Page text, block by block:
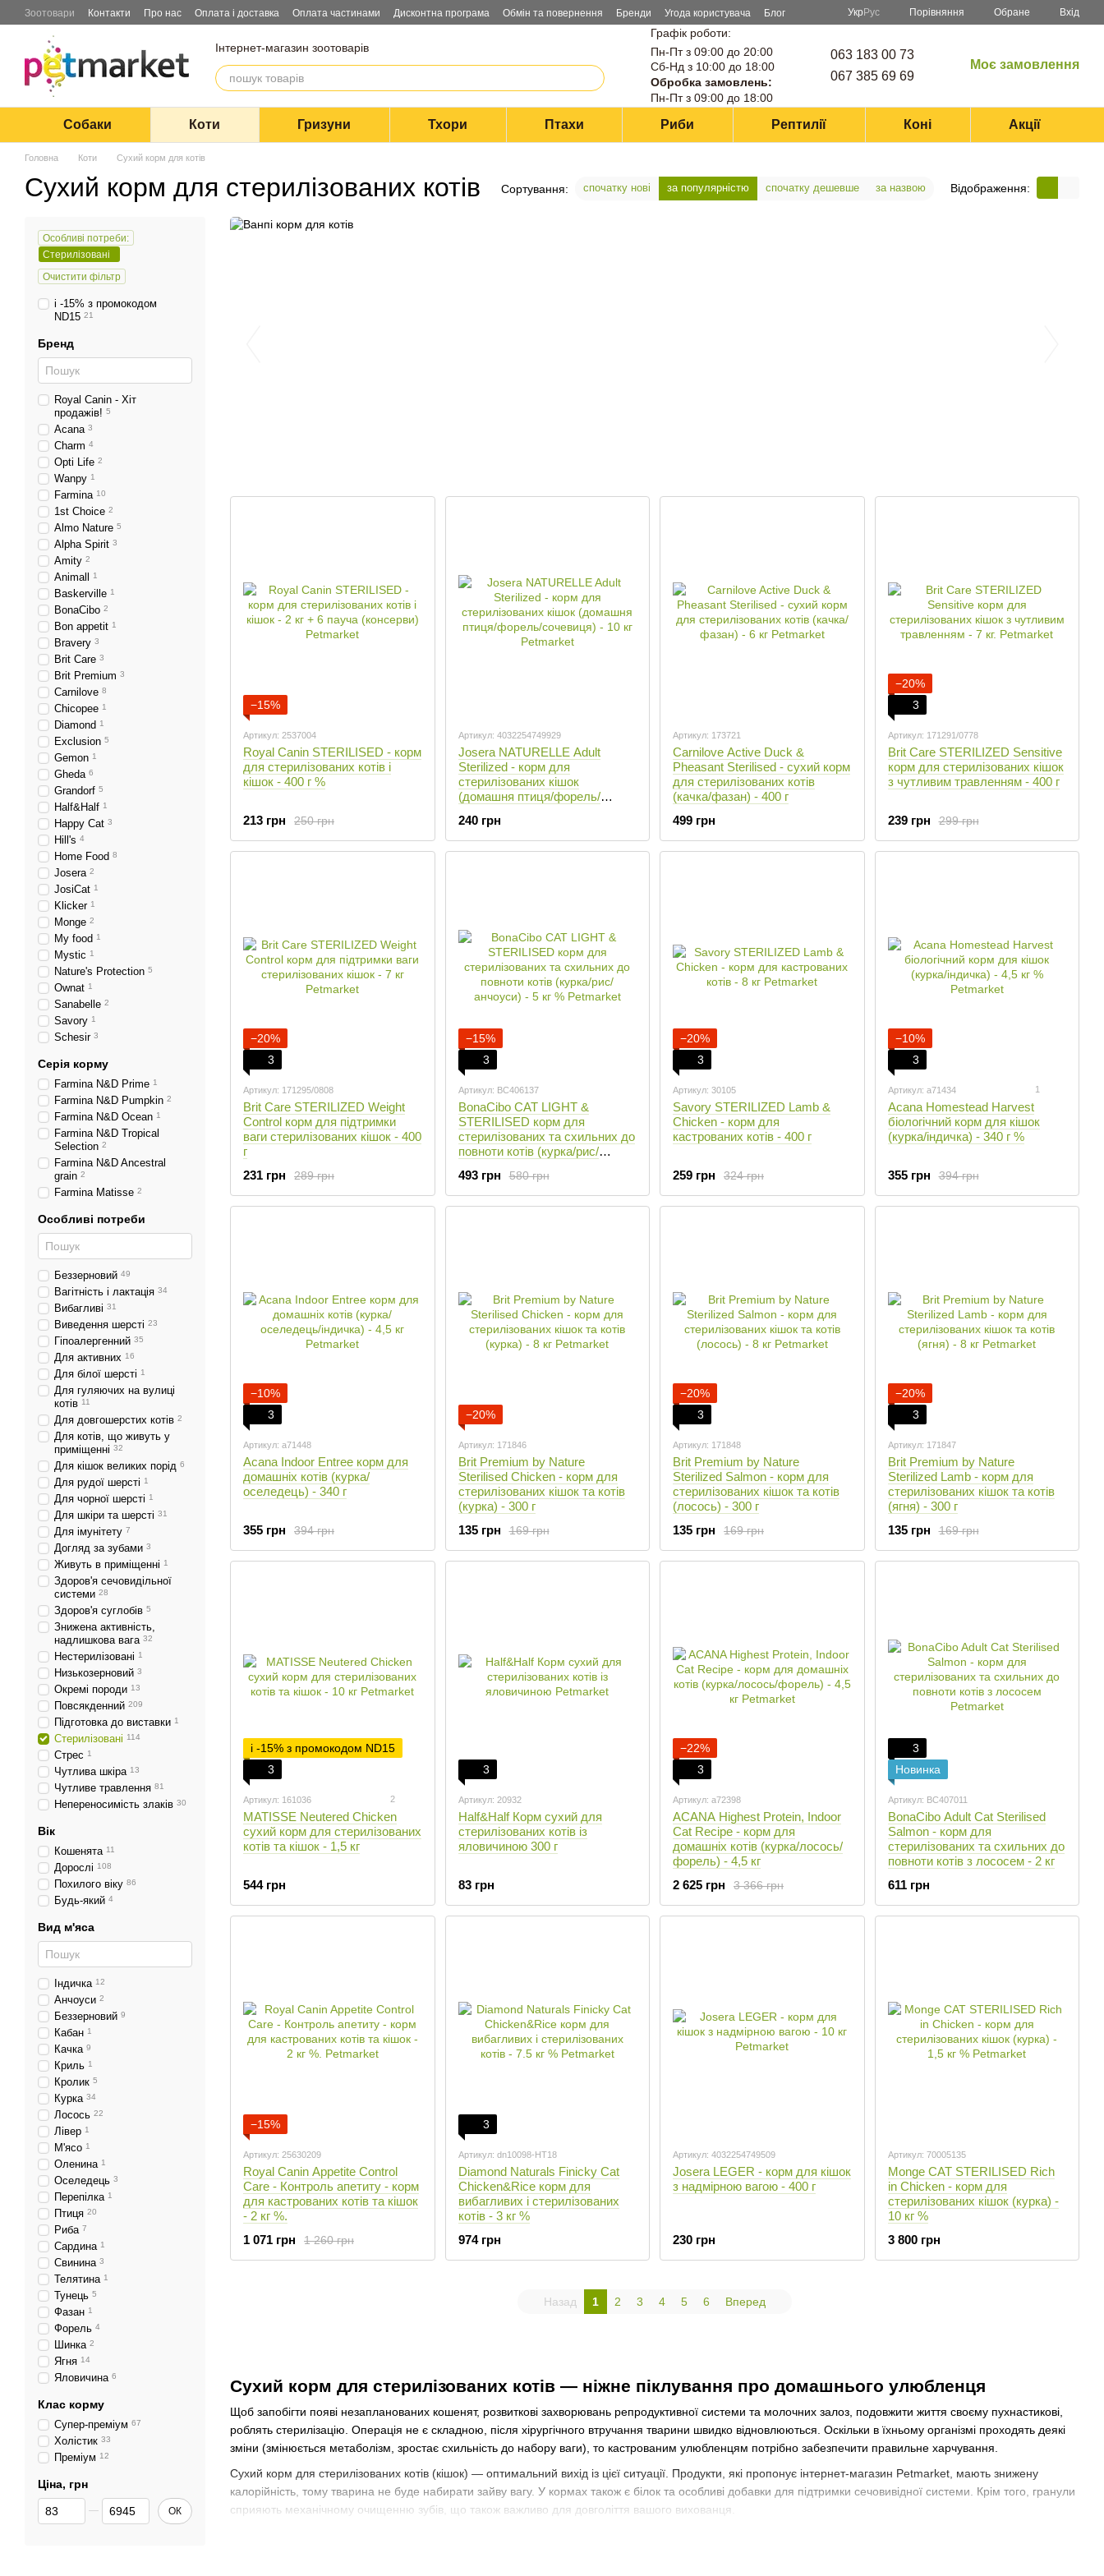
Перейти до основного контенту
Зоотовари Контакти Про нас Оплата і доставка Оплата частинами Дисконтна програма Обмін та повернення Бренди Угода користувача Блог Укр Рус Порівняння Обране Вхід
Інтернет-магазин зоотоварів
Графік роботи:
Пн-Пт з 09:00 до 20:00
Сб-Нд з 10:00 до 18:00
Обробка замовлень:
Пн-Пт з 09:00 до 18:00
063 183 00 73
067 385 69 69
Моє замовлення
Собаки Коти Гризуни Тхори Птахи Риби Рептилії Коні Акції
Головна Коти Сухий корм для котів
Сухий корм для стерилізованих котів Сортування: спочатку нові за популярністю спочатку дешевше за назвою Відображення:
Сухий корм для стерилізованих котів — ніжне піклування про домашнього улюбленця
Щоб запобігти появі незапланованих кошенят, розвиткові захворювань репродуктивної системи та молочних залоз, подовжити життя своєму пухнастикові,
роблять стерилізацію. Операція не є складною, після хірургічного втручання тварини швидко відновлюються. Оскільки в їхньому організмі проходять деякі
зміни (змінюється метаболізм, зростає схильність до набору ваги), то кастрованим улюбленцям потрібно забезпечити правильне харчування.
Сухий корм для стерилізованих котів (кішок) — оптимальний вихід із цієї ситуації. Продукти, які пропонує інтернет-магазин Petmarket, мають знижену
калорійність, тому тварина не буде набирати зайву вагу. У кормах також є білок та особливі добавки для підтримки сечовивідної системи. Крім того, гранули
сприяють механічному очищенню зубів, що також важливо для довголіття вашого вихованця.
−15%
Артикул: 2537004
Royal Canin STERILISED - корм
для стерилізованих котів і
кішок - 400 г %
250 грн
213 грн
Артикул: 4032254749929
Josera NATURELLE Adult
Sterilized - корм для
стерилізованих кішок
(домашня птиця/форель/
240 грн
Артикул: 173721
Carnilove Active Duck &
Pheasant Sterilised - сухий корм
для стерилізованих котів
(качка/фазан) - 400 г
499 грн
−20%
3
Артикул: 171291/0778
Brit Care STERILIZED Sensitive
корм для стерилізованих кішок
з чутливим травленням - 400 г
299 грн
239 грн
−20%
3
Артикул: 171295/0808
Brit Care STERILIZED Weight
Control корм для підтримки
ваги стерилізованих кішок - 400
г
289 грн
231 грн
−15%
3
Артикул: BC406137
BonaCibo CAT LIGHT &
STERILISED корм для
стерилізованих та схильних до
повноти котів (курка/рис/
580 грн
493 грн
−20%
3
Артикул: 30105
Savory STERILIZED Lamb &
Chicken - корм для
кастрованих котів - 400 г
324 грн
259 грн
−10%
3
Артикул: a71434 1
Acana Homestead Harvest
біологічний корм для кішок
(курка/індичка) - 340 г %
394 грн
355 грн
−10%
3
Артикул: a71448
Acana Indoor Entree корм для
домашніх котів (курка/
оселедець) - 340 г
394 грн
355 грн
−20%
Артикул: 171846
Brit Premium by Nature
Sterilised Chicken - корм для
стерилізованих кішок та котів
(курка) - 300 г
169 грн
135 грн
−20%
3
Артикул: 171848
Brit Premium by Nature
Sterilized Salmon - корм для
стерилізованих кішок та котів
(лосось) - 300 г
169 грн
135 грн
−20%
3
Артикул: 171847
Brit Premium by Nature
Sterilized Lamb - корм для
стерилізованих кішок та котів
(ягня) - 300 г
169 грн
135 грн
і -15% з промокодом ND15
3
Артикул: 161036 2
MATISSE Neutered Chicken
сухий корм для стерилізованих
котів та кішок - 1,5 кг
544 грн
3
Артикул: 20932
Half&Half Корм сухий для
стерилізованих котів із
яловичиною 300 г
83 грн
−22%
3
Артикул: a72398
ACANA Highest Protein, Indoor
Cat Recipe - корм для
домашніх котів (курка/лосось/
форель) - 4,5 кг
3 366 грн
2 625 грн
3
Новинка
Артикул: BC407011
BonaCibo Adult Cat Sterilised
Salmon - корм для
стерилізованих та схильних до
повноти котів з лососем - 2 кг
611 грн
−15%
Артикул: 25630209
Royal Canin Appetite Control
Care - Контроль апетиту - корм
для кастрованих котів та кішок
- 2 кг %.
1 260 грн
1 071 грн
3
Артикул: dn10098-HT18
Diamond Naturals Finicky Cat
Chicken&Rice корм для
вибагливих і стерилізованих
котів - 3 кг %
974 грн
Артикул: 4032254749509
Josera LEGER - корм для кішок
з надмірною вагою - 400 г
230 грн
Артикул: 70005135
Monge CAT STERILISED Rich
in Chicken - корм для
стерилізованих кішок (курка) -
10 кг %
3 800 грн
Назад 1 2 3 4 5 6 Вперед
Особливі потреби:
Стерилізовані
Очистити фільтр
і -15% з промокодом
ND15 21
Бренд
Royal Canin - Хіт
продажів! 5
Acana 3
Charm 4
Opti Life 2
Wanpy 1
Farmina 10
1st Choice 2
Almo Nature 5
Alpha Spirit 3
Amity 2
Animall 1
Baskerville 1
BonaCibo 2
Bon appetit 1
Bravery 3
Brit Care 3
Brit Premium 3
Carnilove 8
Chicopee 1
Diamond 1
Exclusion 5
Gemon 1
Gheda 6
Grandorf 5
Half&Half 1
Happy Cat 3
Hill's 4
Home Food 8
Josera 2
JosiCat 1
Klicker 1
Monge 2
My food 1
Mystic 1
Nature's Protection 5
Ownat 1
Sanabelle 2
Savory 1
Schesir 3
Серія корму
Farmina N&D Prime 1
Farmina N&D Pumpkin 2
Farmina N&D Ocean 1
Farmina N&D Tropical
Selection 2
Farmina N&D Ancestral
grain 2
Farmina Matisse 2
Особливі потреби
Беззерновий 49
Вагітність і лактація 34
Вибагливі 31
Виведення шерсті 23
Гіпоалергенний 35
Для активних 16
Для білої шерсті 1
Для гуляючих на вулиці
котів 11
Для довгошерстих котів 2
Для котів, що живуть у
приміщенні 32
Для кішок великих порід 6
Для рудої шерсті 1
Для чорної шерсті 1
Для шкіри та шерсті 31
Для імунітету 7
Догляд за зубами 3
Живуть в приміщенні 1
Здоров'я сечовидільної
системи 28
Здоров'я суглобів 5
Знижена активність,
надлишкова вага 32
Нестерилізовані 1
Низькозерновий 3
Окремі породи 13
Повсякденний 209
Підготовка до виставки 1
Стерилізовані 114
Стрес 1
Чутлива шкіра 13
Чутливе травлення 81
Непереносимість злаків 30
Вік
Кошенята 11
Дорослі 108
Похилого віку 86
Будь-який 4
Вид м'яса
Індичка 12
Анчоуси 2
Беззерновий 9
Кабан 1
Качка 9
Криль 1
Кролик 5
Курка 34
Лосось 22
Лівер 1
М'ясо 1
Оленина 1
Оселедець 3
Перепілка 1
Птиця 20
Риба 7
Сардина 1
Свинина 3
Телятина 1
Тунець 5
Фазан 1
Форель 4
Шинка 2
Ягня 14
Яловичина 6
Клас корму
Супер-преміум 67
Холістик 33
Преміум 12
Ціна, грн
Від Ціна, грн
До Ціна, грн ОК